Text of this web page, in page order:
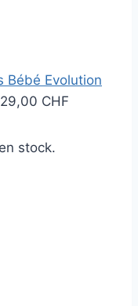
Bébé Evolution
29,00 CHF
stock.